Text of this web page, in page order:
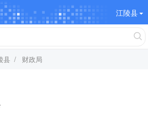
江陵县
县 / 财政局